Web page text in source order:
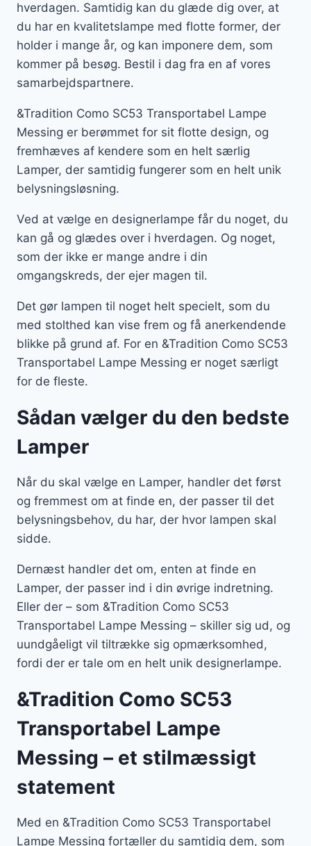
hverdagen. Samtidig kan du glæde dig over, at
du har en kvalitetslampe med flotte former, der
holder i mange år, og kan imponere dem, som
kommer på besøg. Bestil i dag fra en af vores
samarbejdspartnere.
&Tradition Como SC53 Transportabel Lampe
Messing er berømmet for sit flotte design, og
fremhæves af kendere som en helt særlig
Lamper, der samtidig fungerer som en helt unik
belysningsløsning.
Ved at vælge en designerlampe får du noget, du
kan gå og glædes over i hverdagen. Og noget,
som der ikke er mange andre i din
omgangskreds, der ejer magen til.
Det gør lampen til noget helt specielt, som du
med stolthed kan vise frem og få anerkendende
blikke på grund af. For en &Tradition Como SC53
Transportabel Lampe Messing er noget særligt
for de fleste.
Sådan vælger du den bedste
Lamper
Når du skal vælge en Lamper, handler det først
og fremmest om at finde en, der passer til det
belysningsbehov, du har, der hvor lampen skal
sidde.
Dernæst handler det om, enten at finde en
Lamper, der passer ind i din øvrige indretning.
Eller der – som &Tradition Como SC53
Transportabel Lampe Messing – skiller sig ud, og
uundgåeligt vil tiltrække sig opmærksomhed,
fordi der er tale om en helt unik designerlampe.
&Tradition Como SC53
Transportabel Lampe
Messing – et stilmæssigt
statement
Med en &Tradition Como SC53 Transportabel
Lampe Messing fortæller du samtidig dem, som